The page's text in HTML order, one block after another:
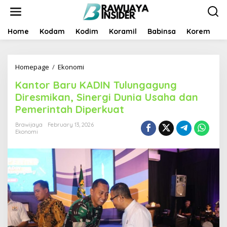
t
Home Kodam Kodim Koramil Babinsa Korem
Homepage / Ekonomi
n
t
o
r
B
u
A
D
I
N
T
u
l
Kantor Baru KADIN Tulungagung
Diresmikan, Sinergi Dunia Usaha dan
Pemerintah Diperkuat
Brawijaya
February 13, 2026
Ekonomi